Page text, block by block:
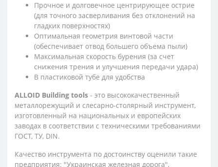
Прочное и долговечное центрирующее острие
(для точного засверливания без отклонений на
гладких поверхностях)
Оптимальная геометрия винтовой части
(обеспечивает отвод большего объема пыли)
Максимальная скорость бурения (за счет
снижения трения и улучшения передачи удара)
В пластиковой тубе для удобства
ALLOID Building tools - это высококачественный
металлорежущий и слесарно-столярный инструмент,
изготовленный на национальных и европейских
заводах в соответствии с техническими требованиями
ГОСТ, ТУ, DIN.
Качество инструмента по достоинству оценили такие
предприятия: "Украинская железная дорога",